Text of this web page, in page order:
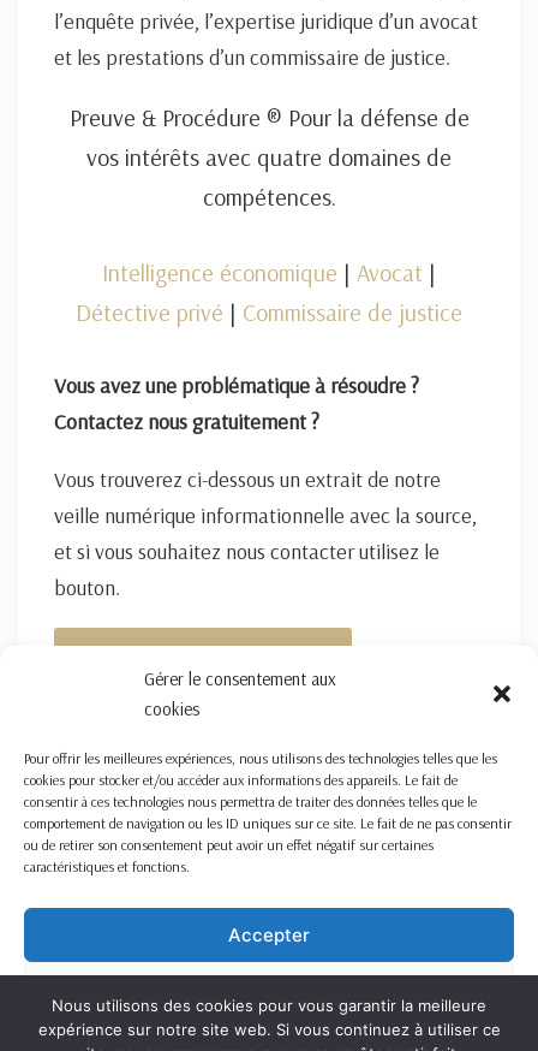
Gérer le consentement aux
cookies
Pour offrir les meilleures expériences, nous utilisons des technologies telles que les
cookies pour stocker et/ou accéder aux informations des appareils. Le fait de
consentir à ces technologies nous permettra de traiter des données telles que le
comportement de navigation ou les ID uniques sur ce site. Le fait de ne pas consentir
ou de retirer son consentement peut avoir un effet négatif sur certaines
caractéristiques et fonctions.
Accepter
Voir les préférences
l’enquête privée, l’expertise juridique d’un avocat
et les prestations d’un commissaire de justice.
Preuve & Procédure ® Pour la défense de
vos intérêts avec quatre domaines de
compétences.
Intelligence économique | Avocat |
Détective privé | Commissaire de justice
Vous avez une problématique à résoudre ?
Contactez nous gratuitement ?
Vous trouverez ci-dessous un extrait de notre
veille numérique informationnelle avec la source,
et si vous souhaitez nous contacter utilisez le
bouton.
Nous utilisons des cookies pour vous garantir la meilleure
expérience sur notre site web. Si vous continuez à utiliser ce